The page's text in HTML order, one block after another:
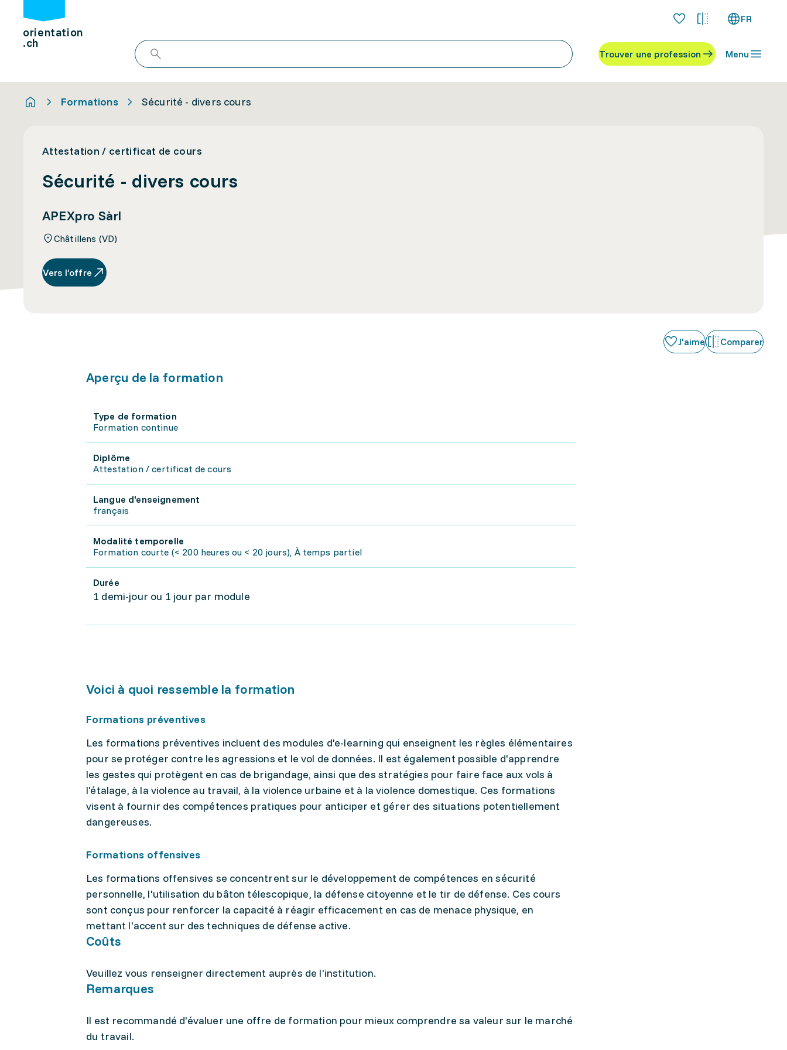
orientation
.ch
FR
Trouver une profession Menu
Formations Sécurité - divers cours
Attestation / certificat de cours
Sécurité - divers cours
APEXpro Sàrl
Châtillens (VD)
Vers l’offre
J'aime Comparer
Aperçu de la formation
Type de formation
Formation continue
Diplôme
Attestation / certificat de cours
Langue d'enseignement
français
Modalité temporelle
Formation courte (< 200 heures ou < 20 jours), À temps partiel
Durée
1 demi-jour ou 1 jour par module
Voici à quoi ressemble la formation
Formations préventives
Les formations préventives incluent des modules d'e-learning qui enseignent les règles élémentaires
pour se protéger contre les agressions et le vol de données. Il est également possible d'apprendre
les gestes qui protègent en cas de brigandage, ainsi que des stratégies pour faire face aux vols à
l'étalage, à la violence au travail, à la violence urbaine et à la violence domestique. Ces formations
visent à fournir des compétences pratiques pour anticiper et gérer des situations potentiellement
dangereuses.
Formations offensives
Les formations offensives se concentrent sur le développement de compétences en sécurité
personnelle, l'utilisation du bâton télescopique, la défense citoyenne et le tir de défense. Ces cours
sont conçus pour renforcer la capacité à réagir efficacement en cas de menace physique, en
mettant l'accent sur des techniques de défense active.
Coûts
Veuillez vous renseigner directement auprès de l'institution.
Remarques
Il est recommandé d'évaluer une offre de formation pour mieux comprendre sa valeur sur le marché
du travail.